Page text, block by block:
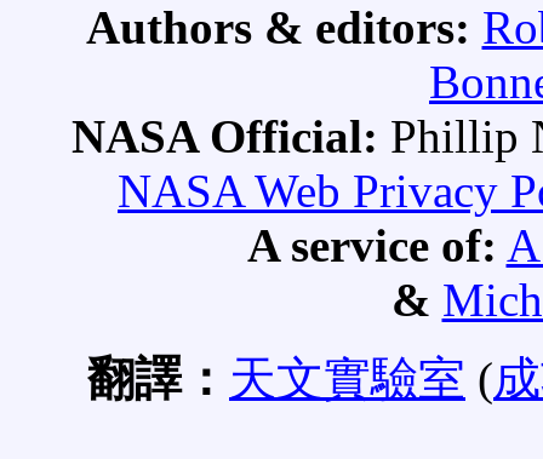
Authors & editors:
NASA Official: Phillip
NASA Web Privacy
A service of:
&
翻譯： 天文實驗室 (